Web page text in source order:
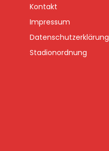
Kontakt
Impressum
Datenschutzerklärung
Stadionordnung